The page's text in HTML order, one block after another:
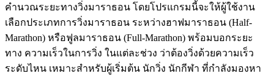
คำนวณระยะทางวิ่งมาราธอน โดยโปรแกรมนี้จะให้ผู้ใช้งาน
เลือกประเภทการวิ่งมาราธอน ระหว่างฮาฟมาราธอน (Half-
Marathon) หรือฟูลมาราธอน (Full-Marathon) พร้อมบอกระยะ
ทาง ความเร็วในการวิ่ง ในแต่ละช่วง ว่าต้องวิ่งด้วยความเร็ว
ระดับไหน เหมาะสำหรับผู้เริ่มต้น นักวิ่ง นักกีฬา ที่กำลังมองหา